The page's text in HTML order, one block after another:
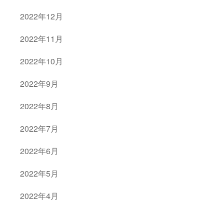
2022年12月
2022年11月
2022年10月
2022年9月
2022年8月
2022年7月
2022年6月
2022年5月
2022年4月